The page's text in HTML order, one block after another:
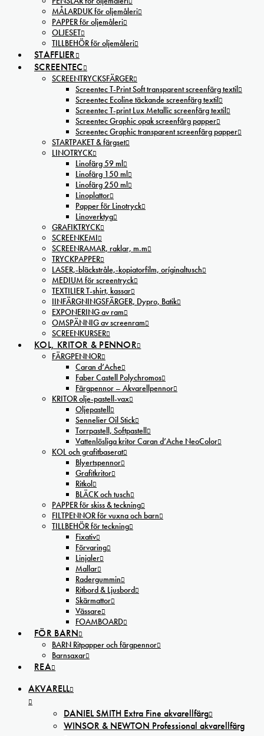
MÅLARDUK för oljemåleri
PAPPER för oljemåleri
OLJESET
TILLBEHÖR för oljemåleri
STAFFLIER
SCREENTEC
SCREENTRYCKSFÄRGER
Screentec T-Print Soft transparent screenfärg textil
Screentec Ecoline täckande screenfärg textil
Screentec T-print Lux Metallic screenfärg textil
Screentec Graphic opak screenfärg papper
Screentec Graphic transparent screenfärg papper
STARTPAKET & färgset
LINOTRYCK
Linofärg 59 ml
Linofärg 150 ml
Linofärg 250 ml
Linoplattor
Papper för Linotryck
Linoverktyg
GRAFIKTRYCK
SCREENKEMI
SCREENRAMAR, raklar, m.m
TRYCKPAPPER
LASER,-bläckstråle,-kopiatorfilm, oríginaltusch
MEDIUM för screentryck
TEXTILIER T-shirt, kassar
IINFÄRGNINGSFÄRGER, Dypro, Batik
EXPONERING av ram
OMSPÄNNIG av screenram
SCREENKURSER
KOL, KRITOR & PENNOR
FÄRGPENNOR
Caran d’Ache
Faber Castell Polychromos
Färgpennor – Akvarellpennor
KRITOR olje-pastell-vax
Oljepastell
Sennelier Oil Stick
Torrpastell, Softpastell
Vattenlösliga kritor Caran d’Ache NeoColor
KOL och grafitbaserat
Blyertspennor
Grafitkritor
Ritkol
BLÄCK och tusch
PAPPER för skiss & teckning
FILTPENNOR för vuxna och barn
TILLBEHÖR för teckning
Fixativ
Förvaring
Linjaler
Mallar
Radergummin
Ritbord & Ljusbord
Skärmattor
Vässare
FOAMBOARD
FÖR BARN
BARN Ritpapper och färgpennor
Barnsaxar
REA
AKVARELL
DANIEL SMITH Extra Fine akvarellfärg
WINSOR & NEWTON Professional akvarellfärg